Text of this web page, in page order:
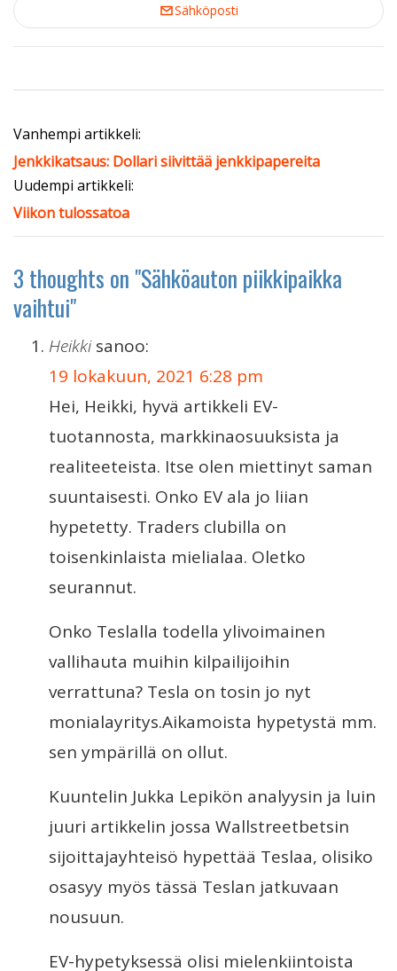
Sähköposti
Vanhempi artikkeli:
Jenkkikatsaus: Dollari siivittää jenkkipapereita
Uudempi artikkeli:
Viikon tulossatoa
3 thoughts on "Sähköauton piikkipaikka
vaihtui"
Heikki sanoo:
19 lokakuun, 2021 6:28 pm
Hei, Heikki, hyvä artikkeli EV-
tuotannosta, markkinaosuuksista ja
realiteeteista. Itse olen miettinyt saman
suuntaisesti. Onko EV ala jo liian
hypetetty. Traders clubilla on
toisenkinlaista mielialaa. Oletko
seurannut.
Onko Teslalla todella ylivoimainen
vallihauta muihin kilpailijoihin
verrattuna? Tesla on tosin jo nyt
monialayritys.Aikamoista hypetystä mm.
sen ympärillä on ollut.
Kuuntelin Jukka Lepikön analyysin ja luin
juuri artikkelin jossa Wallstreetbetsin
sijoittajayhteisö hypettää Teslaa, olisiko
osasyy myös tässä Teslan jatkuvaan
nousuun.
EV-hypetyksessä olisi mielenkiintoista